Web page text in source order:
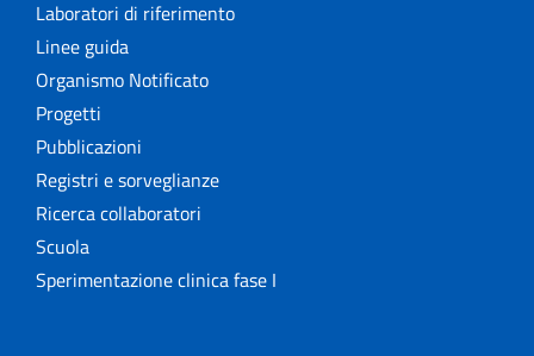
Laboratori di riferimento
Linee guida
Organismo Notificato
Progetti
Pubblicazioni
Registri e sorveglianze
Ricerca collaboratori
Scuola
Sperimentazione clinica fase I